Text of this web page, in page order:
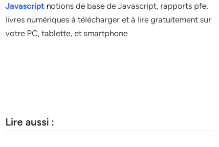
Javascript notions de base de Javascript, rapports pfe,
livres numériques à télécharger et à lire gratuitement sur
votre PC, tablette, et smartphone
Lire aussi :